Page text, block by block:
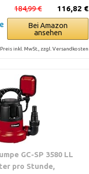
116,82 €
184,99 €
Bei Amazon
ansehen
Preis inkl. MwSt., zzgl. Versandkosten
GC-SP 3580 LL
pro Stunde,